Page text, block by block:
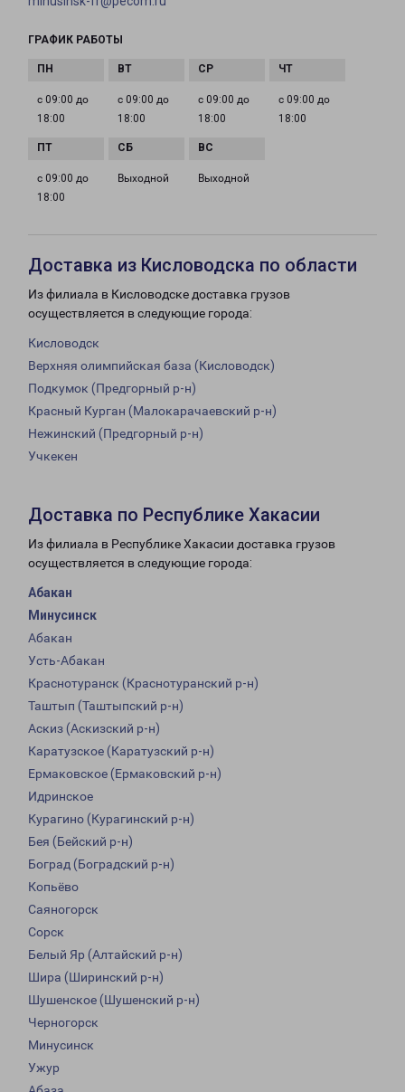
ГРАФИК РАБОТЫ
с 09:00 до
18:00
с 09:00 до
18:00
с 09:00 до
18:00
с 09:00 до
18:00
с 09:00 до
18:00
Выходной Выходной
Доставка из Кисловодска по области
Из филиала в Кисловодске доставка грузов
осуществляется в следующие города:
Кисловодск
Верхняя олимпийская база (Кисловодск)
Подкумок (Предгорный р-н)
Красный Курган (Малокарачаевский р-н)
Нежинский (Предгорный р-н)
Учкекен
Доставка по Республике Хакасии
Из филиала в Республике Хакасии доставка грузов
осуществляется в следующие города:
Абакан
Минусинск
Абакан
Усть-Абакан
Краснотуранск (Краснотуранский р-н)
Таштып (Таштыпский р-н)
Аскиз (Аскизский р-н)
Каратузское (Каратузский р-н)
Ермаковское (Ермаковский р-н)
Идринское
Курагино (Курагинский р-н)
Бея (Бейский р-н)
Боград (Боградский р-н)
Копьёво
Саяногорск
Сорск
Белый Яр (Алтайский р-н)
Шира (Ширинский р-н)
Шушенское (Шушенский р-н)
Черногорск
Минусинск
Ужур